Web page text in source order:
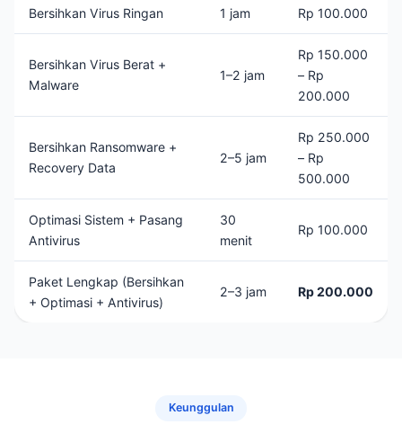
Bersihkan Virus Ringan 1 jam Rp 100.000
Bersihkan Virus Berat +
Malware
1–2 jam
Rp 150.000
– Rp
200.000
Bersihkan Ransomware +
Recovery Data
2–5 jam
Rp 250.000
– Rp
500.000
Optimasi Sistem + Pasang
Antivirus
30
menit
Rp 100.000
Paket Lengkap (Bersihkan
+ Optimasi + Antivirus)
2–3 jam Rp 200.000
Keunggulan